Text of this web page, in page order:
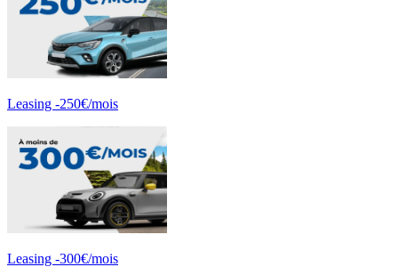
Leasing -250€/mois
Leasing -300€/mois